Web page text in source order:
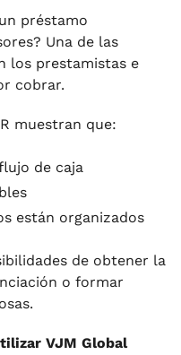
préstamo
Una de las
los prestamistas e
cobrar.
muestran que:
de caja
están organizados
de obtener la
o formar
VJM Global